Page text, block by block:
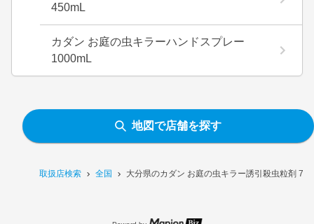
取扱店検索 全国 大分県のカダン お庭の虫キラー誘引殺虫粒剤
450mL
カダン お庭の虫キラーハンドスプレー
1000mL
地図で店舗を探す